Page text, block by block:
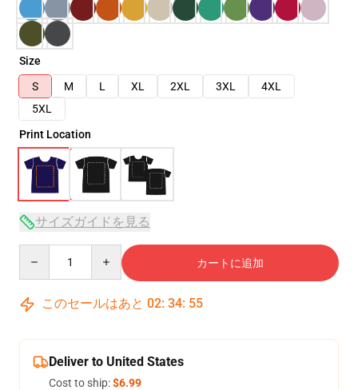
Size
S
M L XL 2XL 3XL
4XL
5XL
Print Location
サイズガイドを見る
カートに追加
このセールはあと 02: 34: 54
Deliver to United States
Cost to ship:$6.99